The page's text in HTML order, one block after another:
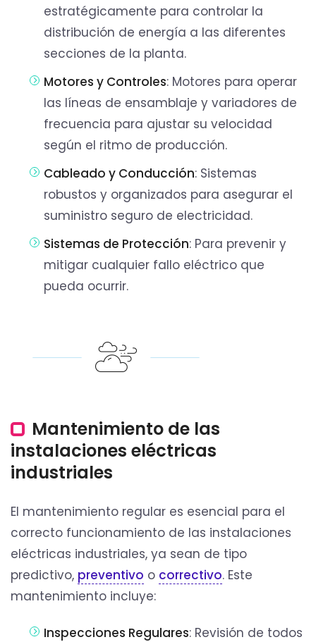
estratégicamente para controlar la
distribución de energía a las diferentes
secciones de la planta.
Motores y Controles: Motores para operar
las líneas de ensamblaje y variadores de
frecuencia para ajustar su velocidad
según el ritmo de producción.
Cableado y Conducción: Sistemas
robustos y organizados para asegurar el
suministro seguro de electricidad.
Sistemas de Protección: Para prevenir y
mitigar cualquier fallo eléctrico que
pueda ocurrir.
Mantenimiento de las
instalaciones eléctricas
industriales
El mantenimiento regular es esencial para el
correcto funcionamiento de las instalaciones
eléctricas industriales, ya sean de tipo
predictivo, preventivo o correctivo. Este
mantenimiento incluye:
Inspecciones Regulares: Revisión de todos